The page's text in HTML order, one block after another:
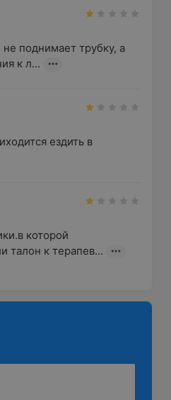
поднимает трубку, а
к л...
ездить в
которой
талон к терапев...